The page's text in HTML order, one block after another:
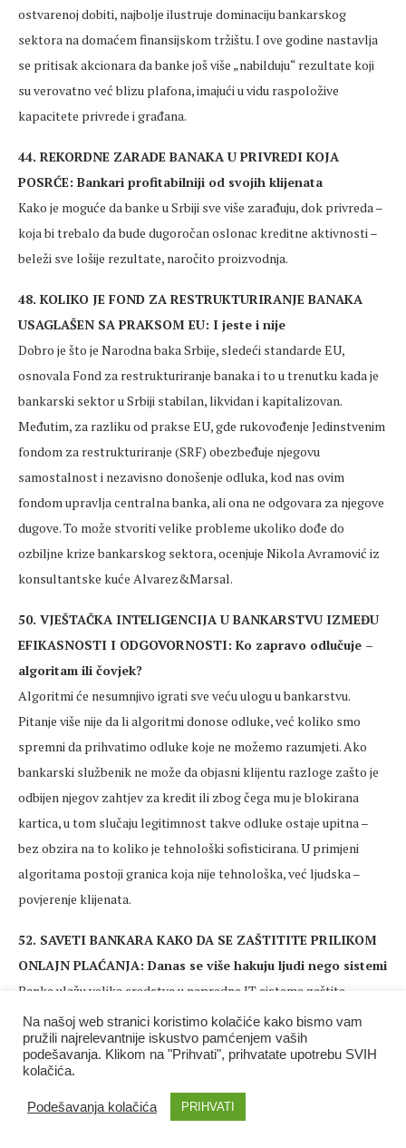
ostvarenoj dobiti, najbolje ilustruje dominaciju bankarskog
sektora na domaćem finansijskom tržištu. I ove godine nastavlja
se pritisak akcionara da banke još više „nabilduju“ rezultate koji
su verovatno već blizu plafona, imajući u vidu raspoložive
kapacitete privrede i građana.
44. REKORDNE ZARADE BANAKA U PRIVREDI KOJA
POSRĆE: Bankari profitabilniji od svojih klijenata
Kako je moguće da banke u Srbiji sve više zarađuju, dok privreda –
koja bi trebalo da bude dugoročan oslonac kreditne aktivnosti –
beleži sve lošije rezultate, naročito proizvodnja.
48. KOLIKO JE FOND ZA RESTRUKTURIRANJE BANAKA
USAGLAŠEN SA PRAKSOM EU: I jeste i nije
Dobro je što je Narodna baka Srbije, sledeći standarde EU,
osnovala Fond za restrukturiranje banaka i to u trenutku kada je
bankarski sektor u Srbiji stabilan, likvidan i kapitalizovan.
Međutim, za razliku od prakse EU, gde rukovođenje Jedinstvenim
fondom za restrukturiranje (SRF) obezbeđuje njegovu
samostalnost i nezavisno donošenje odluka, kod nas ovim
fondom upravlja centralna banka, ali ona ne odgovara za njegove
dugove. To može stvoriti velike probleme ukoliko dođe do
ozbiljne krize bankarskog sektora, ocenjuje Nikola Avramović iz
konsultantske kuće Alvarez&Marsal.
50. VJEŠTAČKA INTELIGENCIJA U BANKARSTVU IZMEĐU
EFIKASNOSTI I ODGOVORNOSTI: Ko zapravo odlučuje –
algoritam ili čovjek?
Algoritmi će nesumnjivo igrati sve veću ulogu u bankarstvu.
Pitanje više nije da li algoritmi donose odluke, već koliko smo
spremni da prihvatimo odluke koje ne možemo razumjeti. Ako
bankarski službenik ne može da objasni klijentu razloge zašto je
odbijen njegov zahtjev za kredit ili zbog čega mu je blokirana
kartica, u tom slučaju legitimnost takve odluke ostaje upitna –
bez obzira na to koliko je tehnološki sofisticirana. U primjeni
algoritama postoji granica koja nije tehnološka, već ljudska –
povjerenje klijenata.
52. SAVETI BANKARA KAKO DA SE ZAŠTITITE PRILIKOM
ONLAJN PLAĆANJA: Danas se više hakuju ljudi nego sistemi
Banke ulažu velika sredstva u napredne IT sisteme zaštite.
Upravo zato napadači se sve više preusmeravaju na klijente
banaka, pokušavajući da ih navedu da sami otkriju osetljive
podatke. Pošto broj ovakvih napada zabrinjavajuće raste, pitali
smo bankare šta bi i njihovi klijenti trebalo da preduzmu kako bi
se zaštitili od zloupotreba.
Na našoj web stranici koristimo kolačiće kako bismo vam
pružili najrelevantnije iskustvo pamćenjem vaših
podešavanja. Klikom na "Prihvati", prihvatate upotrebu SVIH
kolačića.
Podešavanja kolačića PRIHVATI